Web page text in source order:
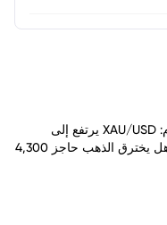
أسعار الذهب اليوم: XAU/USD يرتفع إلى
4,293.24 دولاراً.. هل يخترق الذهب حاجز 4,300